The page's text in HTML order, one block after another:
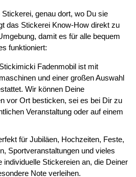
genau dort, wo Du sie
das Stickerei Know-How direkt zu
damit es für alle bequem
funktioniert:
Fadenmobil ist mit
und einer großen Auswahl
Wir können Deine
vor Ort besticken, sei es bei Dir zu
Veranstaltung oder auf einem
für Jubiläen, Hochzeiten, Feste,
Sportveranstaltungen und vieles
individuelle Stickereien an, die Deiner
Note verleihen.